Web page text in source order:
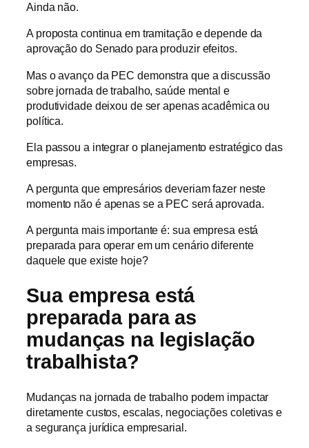
Ainda não.
A proposta continua em tramitação e depende da
aprovação do Senado para produzir efeitos.
Mas o avanço da PEC demonstra que a discussão
sobre jornada de trabalho, saúde mental e
produtividade deixou de ser apenas acadêmica ou
política.
Ela passou a integrar o planejamento estratégico das
empresas.
A pergunta que empresários deveriam fazer neste
momento não é apenas se a PEC será aprovada.
A pergunta mais importante é: sua empresa está
preparada para operar em um cenário diferente
daquele que existe hoje?
Sua empresa está
preparada para as
mudanças na legislação
trabalhista?
Mudanças na jornada de trabalho podem impactar
diretamente custos, escalas, negociações coletivas e
a segurança jurídica empresarial.